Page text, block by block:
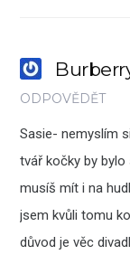
ODPOVĚDĚT
Sasie- nemyslím
tvář kočky by
musíš mít i na
jsem kvůli tomu
důvod je věc